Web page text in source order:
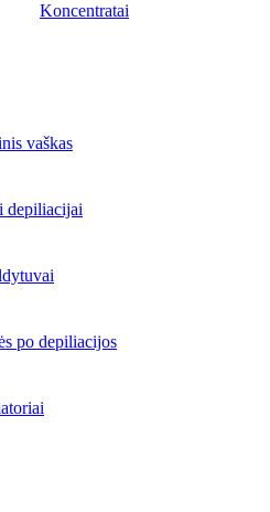
Koncentratai
vaškas
depiliacijai
po depiliacijos